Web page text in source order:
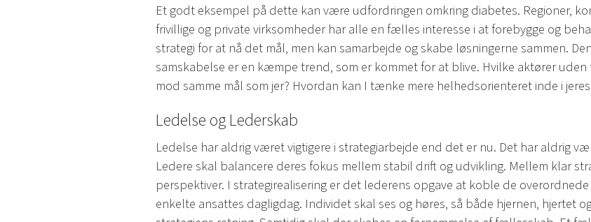
Et godt eksempel på dette kan være udfordringen omkring diabetes. Regioner,
frivillige og private virksomheder har alle en fælles interesse i at forebygge og
strategi for at nå det mål, men kan samarbejde og skabe løsningerne sammen.
samskabelse er en kæmpe trend, som er kommet for at blive. Hvilke aktører
mod samme mål som jer? Hvordan kan I tænke mere helhedsorienteret inde i
Ledelse og Lederskab
Ledelse har aldrig været vigtigere i strategiarbejde end det er nu. Det har aldrig
Ledere skal balancere deres fokus mellem stabil drift og udvikling. Mellem klar
perspektiver. I strategirealisering er det lederens opgave at koble de
enkelte ansattes dagligdag. Individet skal ses og høres, så både hjernen, hjertet